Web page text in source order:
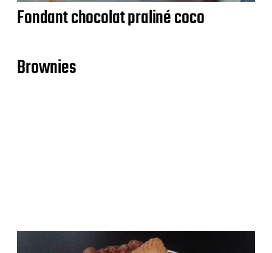
Fondant chocolat praliné coco
Brownies